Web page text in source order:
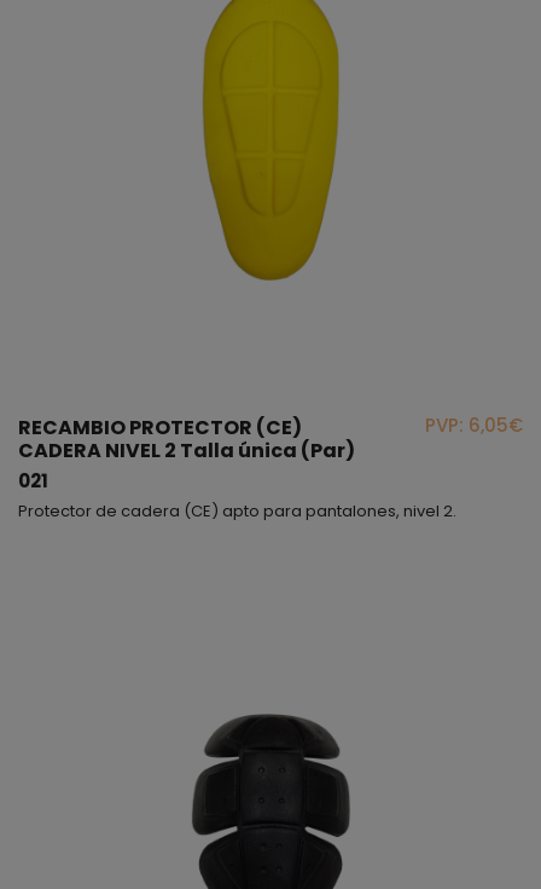
RECAMBIO PROTECTOR (CE)
CADERA NIVEL 2 Talla única (Par)
021
PVP: 6,05€
Protector de cadera (CE) apto para pantalones, nivel 2.